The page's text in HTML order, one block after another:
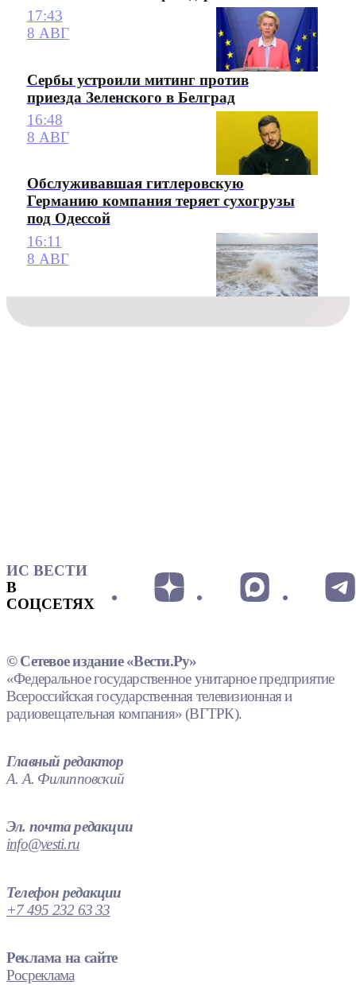
17:43
8 АВГ
Сербы устроили митинг против
приезда Зеленского в Белград
16:48
8 АВГ
Обслуживавшая гитлеровскую
Германию компания теряет сухогрузы
под Одессой
16:11
8 АВГ
ИС ВЕСТИ
В
СОЦСЕТЯХ
© Сетевое издание «Вести.Ру»
«Федеральное государственное унитарное предприятие
Всероссийская государственная телевизионная и
радиовещательная компания» (ВГТРК).
Главный редактор
А. А. Филипповский
Эл. почта редакции
info@vesti.ru
Телефон редакции
+7 495 232 63 33
Реклама на сайте
Росреклама